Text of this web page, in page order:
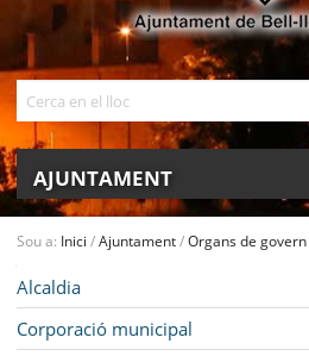
AJUNTAMENT
SEU ELECTRÒNICA
BELL-LLOC SOLUCIONA
Sou a: Inici /Ajuntament/Organs de govern
Alcaldia
Corporació municipal